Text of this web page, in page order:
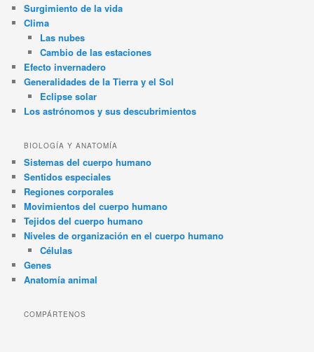
Surgimiento de la vida
Clima
Las nubes
Cambio de las estaciones
Efecto invernadero
Generalidades de la Tierra y el Sol
Eclipse solar
Los astrónomos y sus descubrimientos
BIOLOGÍA Y ANATOMÍA
Sistemas del cuerpo humano
Sentidos especiales
Regiones corporales
Movimientos del cuerpo humano
Tejidos del cuerpo humano
Niveles de organización en el cuerpo humano
Células
Genes
Anatomía animal
COMPÁRTENOS